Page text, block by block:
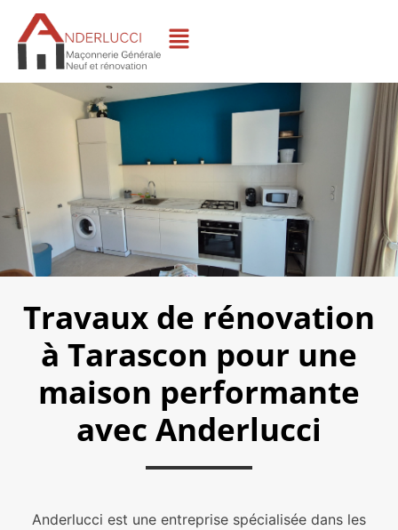
Travaux de rénovation
à Tarascon pour une
maison performante
avec Anderlucci
Anderlucci est une entreprise spécialisée dans les